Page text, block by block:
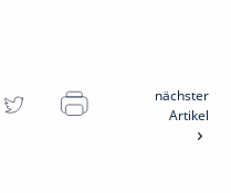
nächster
Artikel